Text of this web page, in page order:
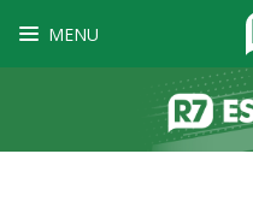
MENU